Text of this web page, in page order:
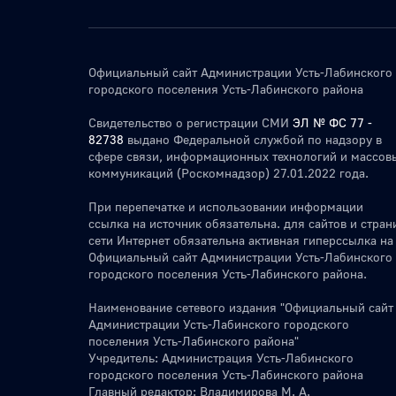
Официальный сайт Администрации Усть-Лабинского
городского поселения Усть-Лабинского района
Свидетельство о регистрации СМИ ЭЛ № ФС 77 -
82738 выдано Федеральной службой по надзору в
сфере связи, информационных технологий и
коммуникаций (Роскомнадзор) 27.01.2022 года.
При перепечатке и использовании информации
ссылка на источник обязательна. для сайтов и
сети Интернет обязательна активная гиперссылка на
Официальный сайт Администрации Усть-Лабинского
городского поселения Усть-Лабинского района.
Наименование сетевого издания "Официальный сайт
Администрации Усть-Лабинского городского
поселения Усть-Лабинского района"
Учредитель: Администрация Усть-Лабинского
городского поселения Усть-Лабинского района
Главный редактор: Владимирова М. А.